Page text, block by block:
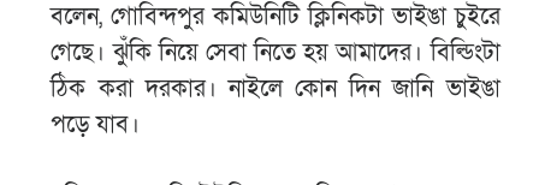
বলেন, গোবিন্দপুর কমিউনিটি ক্লিনিকটা ভাইঙা চুইরে
গেছে। ঝুঁকি নিয়ে সেবা নিতে হয় আমাদের। বিল্ডিংটা
ঠিক করা দরকার। নাইলে কোন দিন জানি ভাইঙা
পড়ে যাব।